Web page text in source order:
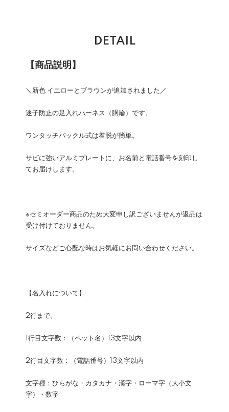
DETAIL
【商品説明】
＼新色 イエローとブラウンが追加されました／
迷子防止の足入れハーネス（胴輪）です。
ワンタッチバックル式は着脱が簡単。
サビに強いアルミプレートに、お名前と電話番号を刻印し
てお届けします。
※セミオーダー商品のため大変申し訳ございませんが返品は
受け付けておりません。
サイズなどご心配な時はお気軽にお問い合わせください。
【名入れについて】
2行まで。
1行目文字数：（ペット名）13文字以内
2行目文字数：（電話番号）13文字以内
文字種：ひらがな・カタカナ・漢字・ローマ字（大小文
字）・数字